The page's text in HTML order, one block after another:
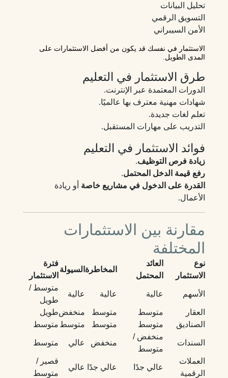
تحليل البيانات
التسويق الرقمي
الأمن السيبراني
الاستثمار في نفسك قد يكون من أفضل الاستثمارات على
المدى الطويل.
طرق الاستثمار في التعليم
الدورات المعتمدة عبر الإنترنت.
شهادات مهنية معترف بها عالميًا.
تعلم لغات جديدة.
التدريب على مهارات المستقبل.
فوائد الاستثمار في التعليم
زيادة فرص التوظيف.
رفع قيمة الدخل المحتمل.
القدرة على الدخول في مشاريع خاصة أو ريادة
الأعمال.
مقارنة بين الاستثمارات
المختلفة
نوع
الاستثمار
العائد
المحتمل
المخاطرة السيولة
فترة
الاستثمار
الأسهم عالية عالية عالية
متوسط /
طويل
العقار
متوسط متوسط منخفضطويل
الصناديق
متوسط متوسط متوسط متوسط
السندات
منخفض /
متوسط
منخفض عالي متوسط
العملات
الرقمية
عالي جدًا عالي جدًا عالي
قصير /
متوسط